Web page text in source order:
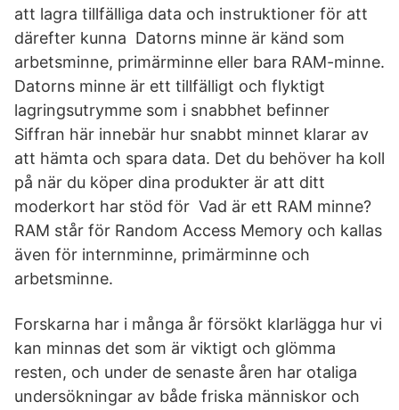
att lagra tillfälliga data och instruktioner för att
därefter kunna Datorns minne är känd som
arbetsminne, primärminne eller bara RAM-minne.
Datorns minne är ett tillfälligt och flyktigt
lagringsutrymme som i snabbhet befinner
Siffran här innebär hur snabbt minnet klarar av
att hämta och spara data. Det du behöver ha koll
på när du köper dina produkter är att ditt
moderkort har stöd för Vad är ett RAM minne?
RAM står för Random Access Memory och kallas
även för internminne, primärminne och
arbetsminne.
Forskarna har i många år försökt klarlägga hur vi
kan minnas det som är viktigt och glömma
resten, och under de senaste åren har otaliga
undersökningar av både friska människor och